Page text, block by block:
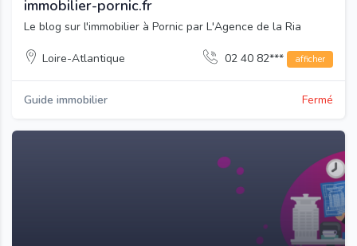
immobilier-pornic.fr
Le blog sur l'immobilier à Pornic par L'Agence de la Ria
Loire-Atlantique 02 40 82*** afficher
Guide immobilier Fermé